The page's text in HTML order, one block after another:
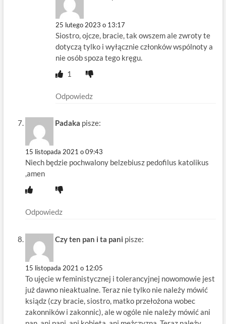
25 lutego 2023 o 13:17
Siostro, ojcze, bracie, tak owszem ale zwroty te
dotyczą tylko i wyłącznie członków wspólnoty a
nie osób spoza tego kręgu.
1
Odpowiedz
Padaka pisze:
15 listopada 2021 o 09:43
Niech będzie pochwalony belzebiusz pedofilus katolikus
,amen
Odpowiedz
Czy ten pan i ta pani pisze:
15 listopada 2021 o 12:05
To ujęcie w feministycznej i tolerancyjnej nowomowie jest
już dawno nieaktualne. Teraz nie tylko nie należy mówić
ksiądz (czy bracie, siostro, matko przełożona wobec
zakonników i zakonnic), ale w ogóle nie należy mówić ani